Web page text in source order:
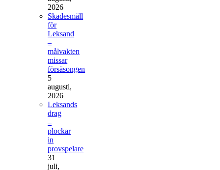
2026
Skadesmäll
för
Leksand
–
målvakten
missar
försäsongen
5
augusti,
2026
Leksands
drag
–
plockar
in
provspelare
31
juli,